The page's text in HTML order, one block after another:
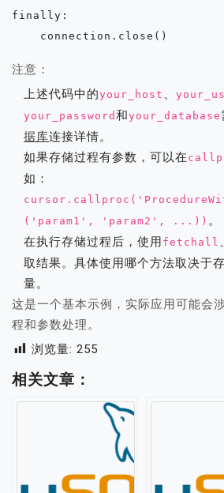
finally:
注意：
上述代码中的your_host 、
your_password 和your_database
据库连接详情。
如果存储过程有参数，可以在
如：
('param1', 'param2', ...)) 。
在执行存储过程后，使用 fetchall 、
取结果。具体使用哪个方法取决于
量。
这是一个基本示例，实际应用可能会
程和参数处理。
浏览量: 255
相关文章：